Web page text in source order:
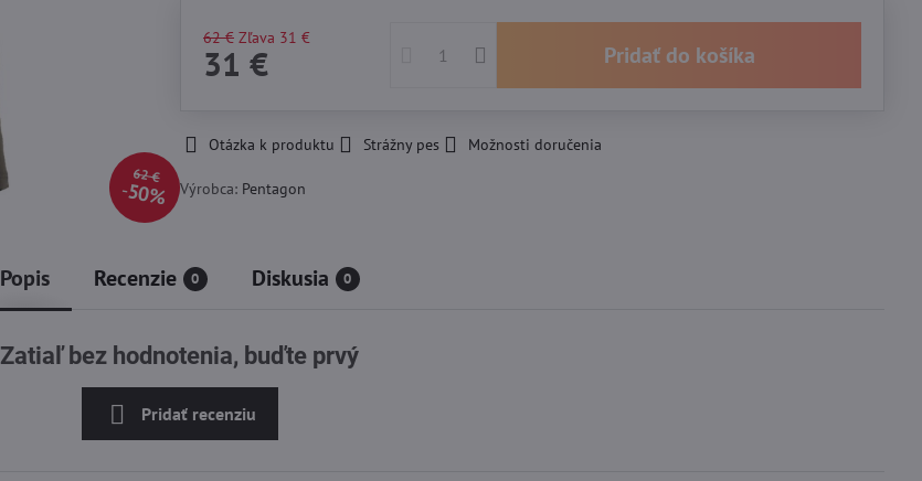
62 €
50%
62 € Zľava 31 €
31 € Pridať do košíka
Otázka k produktu Strážny pes Možnosti doručenia
Výrobca: Pentagon
Popis Recenzie 0 Diskusia 0
Zatiaľ bez hodnotenia, buďte prvý
Pridať recenziu